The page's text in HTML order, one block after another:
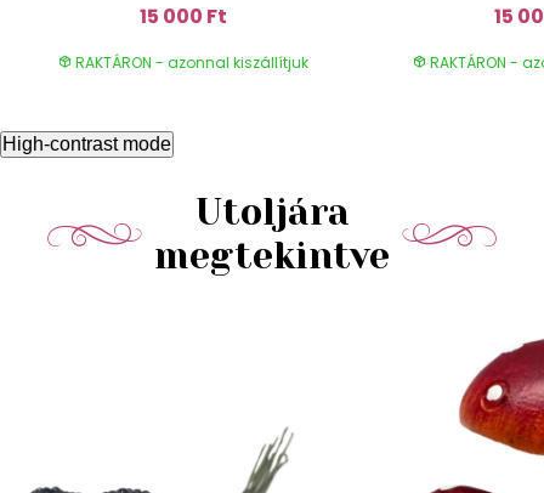
15 000 Ft
RAKTÁRON - azonnal kiszállítjuk
15
RAKTÁRON -
High-contrast mode
Utoljára
megtekintve